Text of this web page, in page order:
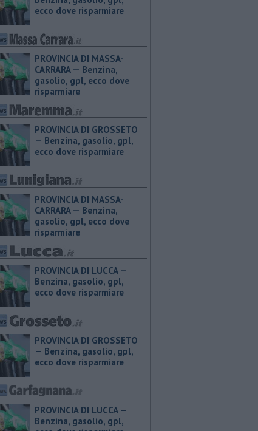
ecco dove risparmiare
PROVINCIA DI MASSA-
CARRARA — ​Benzina,
gasolio, gpl, ecco dove
risparmiare
PROVINCIA DI GROSSETO
— ​Benzina, gasolio, gpl,
ecco dove risparmiare
PROVINCIA DI MASSA-
CARRARA — ​Benzina,
gasolio, gpl, ecco dove
risparmiare
PROVINCIA DI LUCCA — ​
Benzina, gasolio, gpl,
ecco dove risparmiare
PROVINCIA DI GROSSETO
— ​Benzina, gasolio, gpl,
ecco dove risparmiare
PROVINCIA DI LUCCA — ​
Benzina, gasolio, gpl,